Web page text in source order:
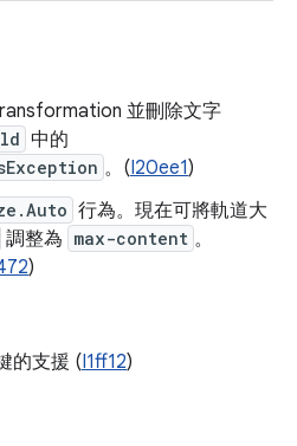
並刪除文字
中的
。(I20ee1)
行為。現在可將軌道大
調整為 max-content 。
)
的支援 (I1ff12)